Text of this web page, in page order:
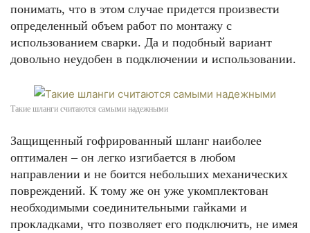
понимать, что в этом случае придется произвести
определенный объем работ по монтажу с
использованием сварки. Да и подобный вариант
довольно неудобен в подключении и использовании.
Такие шланги считаются самыми надежными
Защищенный гофрированный шланг наиболее
оптимален – он легко изгибается в любом
направлении и не боится небольших механических
повреждений. К тому же он уже укомплектован
необходимыми соединительными гайками и
прокладками, что позволяет его подключить, не имея